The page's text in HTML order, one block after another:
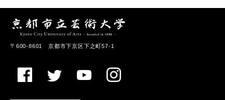
〒600-8601 京都市下京区下之町57-1